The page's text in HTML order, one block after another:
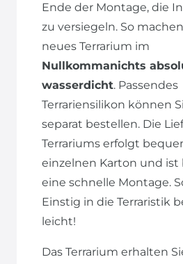
Ende der Montage, die
zu versiegeln. So
neues Terrarium im
Nullkommanichts
wasserdicht. Passendes
Terrariensilikon können
separat bestellen. Die
Terrariums erfolgt
einzelnen Karton und ist
eine schnelle Montage.
Einstig in die Terraristik
leicht!
Das Terrarium erhalten